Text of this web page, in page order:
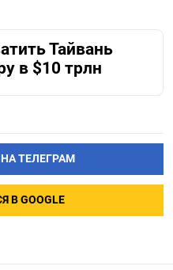
Тайвань
в $10 трлн
ТЕЛЕГРАМ
В GOOGLE